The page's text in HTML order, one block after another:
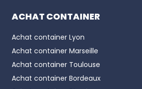
ACHAT CONTAINER
Achat container Lyon
Achat container Marseille
Achat container Toulouse
Achat container Bordeaux